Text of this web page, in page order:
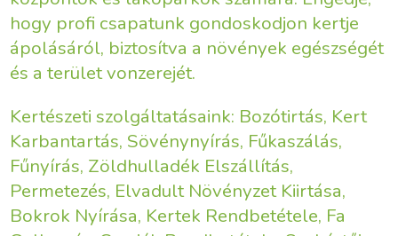
hogy profi csapatunk gondoskodjon kertje
ápolásáról, biztosítva a növények egészségét
és a terület vonzerejét.
Kertészeti szolgáltatásaink: Bozótirtás, Kert
Karbantartás, Sövénynyírás, Fűkaszálás,
Fűnyírás, Zöldhulladék Elszállítás,
Permetezés, Elvadult Növényzet Kiirtása,
Bokrok Nyírása, Kertek Rendbetétele, Fa